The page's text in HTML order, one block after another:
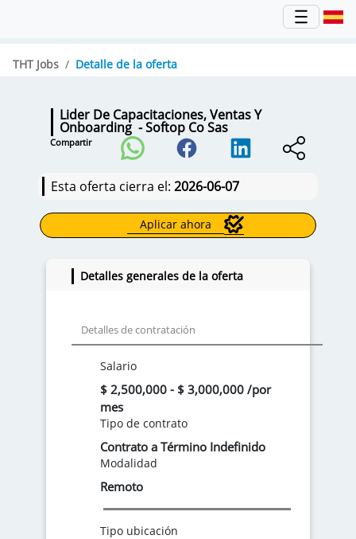
THT Jobs Detalle de la oferta
Lider De Capacitaciones, Ventas Y
Onboarding - Softop Co Sas
Compartir
Esta oferta cierra el: 2026-06-07
Aplicar ahora
Detalles generales de la oferta
Detalles de contratación
Salario
$ 2,500,000 - $ 3,000,000 /por
mes
Tipo de contrato
Contrato a Término Indefinido
Modalidad
Remoto
Tipo ubicación